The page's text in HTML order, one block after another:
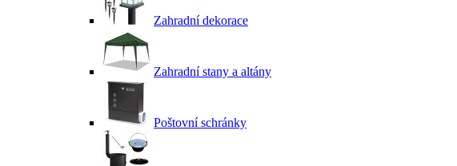
Zahradní dekorace
Zahradní stany a altány
Poštovní schránky